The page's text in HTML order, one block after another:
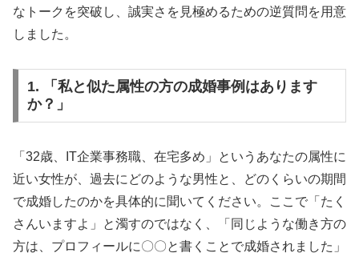
なトークを突破し、誠実さを見極めるための逆質問を用意
しました。
1. 「私と似た属性の方の成婚事例はあります
か？」
「32歳、IT企業事務職、在宅多め」というあなたの属性に
近い女性が、過去にどのような男性と、どのくらいの期間
で成婚したのかを具体的に聞いてください。ここで「たく
さんいますよ」と濁すのではなく、「同じような働き方の
方は、プロフィールに〇〇と書くことで成婚されました」